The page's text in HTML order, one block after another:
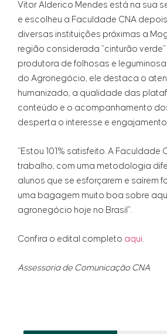
Vitor Alderico Mendes está na sua
e escolheu a Faculdade CNA
diversas instituições próximas a
região considerada “cinturão
produtora de folhosas e
do Agronegócio, ele destaca o
humanizado, a qualidade das
conteúdo e o acompanhamento
desperta o interesse e
“Estou 101% satisfeito. A Faculdade
trabalho, com uma metodologia
alunos que se esforçarem e saírem
uma bagagem muito boa sobre
agronegócio hoje no Brasil”.
Confira o edital completo aqui.
Assessoria de Comunicação CNA